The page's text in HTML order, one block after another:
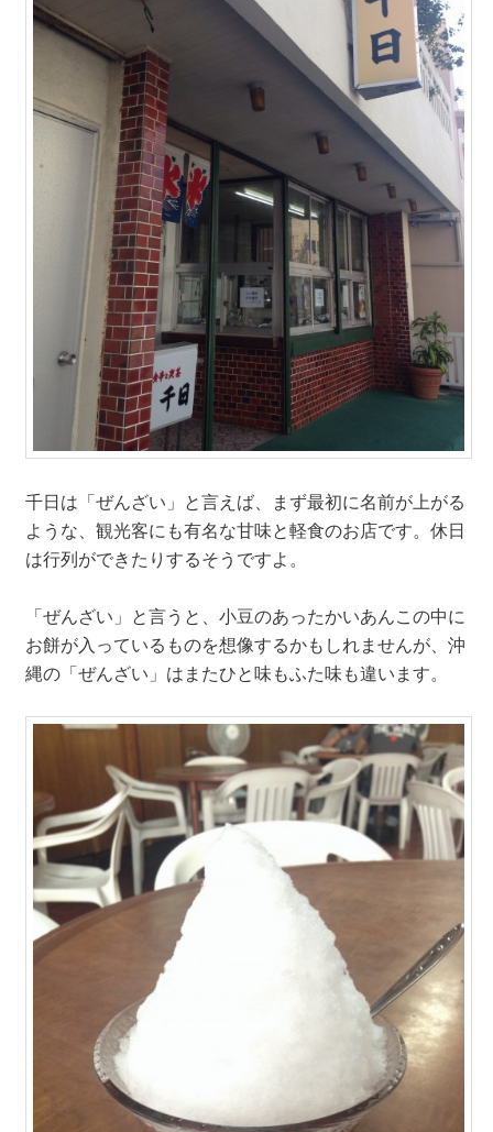
千日は「ぜんざい」と言えば、まず最初に名前が上がる
ような、観光客にも有名な甘味と軽食のお店です。休日
は行列ができたりするそうですよ。
「ぜんざい」と言うと、小豆のあったかいあんこの中に
お餅が入っているものを想像するかもしれませんが、沖
縄の「ぜんざい」はまたひと味もふた味も違います。